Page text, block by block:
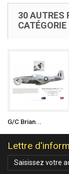
30 AUTRES
CATÉGORIE
G/C Brian...
Lettre